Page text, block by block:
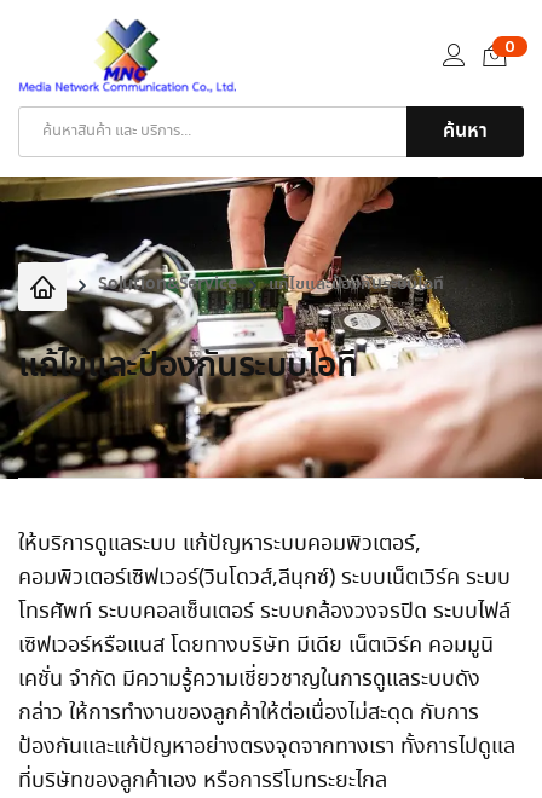
search
ค้นหา
0
Solution&Service แก้ไขและป้องกันระบบไอที
แก้ไขและป้องกันระบบไอที
ให้บริการดูแลระบบ แก้ปัญหาระบบคอมพิวเตอร์,
คอมพิวเตอร์เซิฟเวอร์(วินโดวส์,ลีนุกซ์) ระบบเน็ตเวิร์ค ระบบ
โทรศัพท์ ระบบคอลเซ็นเตอร์ ระบบกล้องวงจรปิด ระบบไฟล์
เซิฟเวอร์หรือแนส โดยทางบริษัท มีเดีย เน็ตเวิร์ค คอมมูนิ
เคชั่น จำกัด มีความรู้ความเชี่ยวชาญในการดูแลระบบดัง
กล่าว ให้การทำงานของลูกค้าให้ต่อเนื่องไม่สะดุด กับการ
ป้องกันและแก้ปัญหาอย่างตรงจุดจากทางเรา ทั้งการไปดูแล
ที่บริษัทของลูกค้าเอง หรือการรีโมทระยะไกล